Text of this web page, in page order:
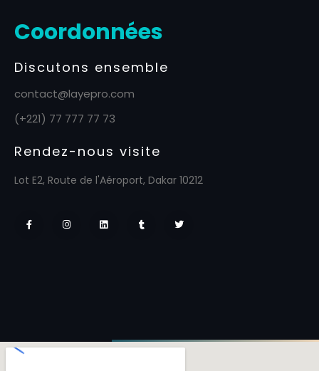
Coordonnées
Discutons ensemble
contact@layepro.com
(+221) 77 777 77 73
Rendez-nous visite
Lot E2, Route de l'Aéroport, Dakar 10212